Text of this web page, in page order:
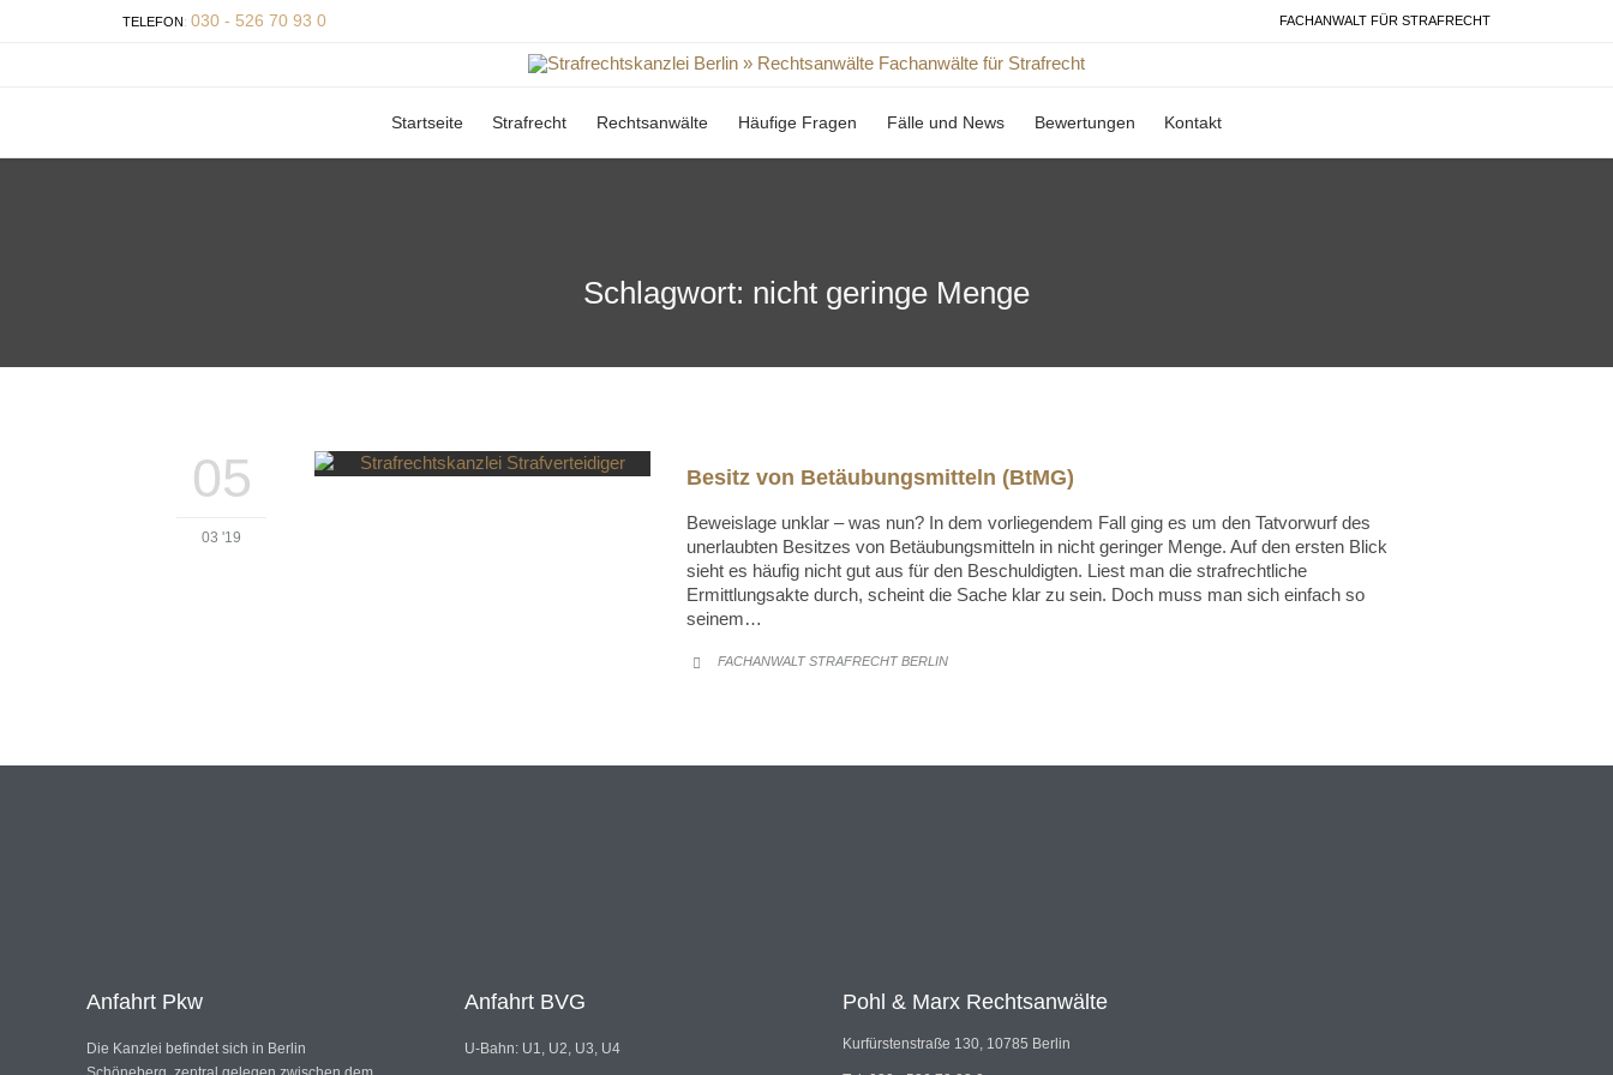
TELEFON: 030 - 526 70 93 0 FACHANWALT FÜR STRAFRECHT
to
Startseite Strafrecht Rechtsanwälte Häufige Fragen Fälle und News Bewertungen Kontakt
Schlagwort: nicht geringe Menge
05
03 '19
Besitz von Betäubungsmitteln (BtMG)
Beweislage unklar – was nun? In dem vorliegendem Fall ging es um den Tatvorwurf des
unerlaubten Besitzes von Betäubungsmitteln in nicht geringer Menge. Auf den ersten Blick
sieht es häufig nicht gut aus für den Beschuldigten. Liest man die strafrechtliche
Ermittlungsakte durch, scheint die Sache klar zu sein. Doch muss man sich einfach so
seinem…
 FACHANWALT STRAFRECHT BERLIN
Anfahrt Pkw
Die Kanzlei befindet sich in Berlin
Anfahrt BVG
U-Bahn: U1, U2, U3, U4
Pohl & Marx Rechtsanwälte
Kurfürstenstraße 130, 10785 Berlin